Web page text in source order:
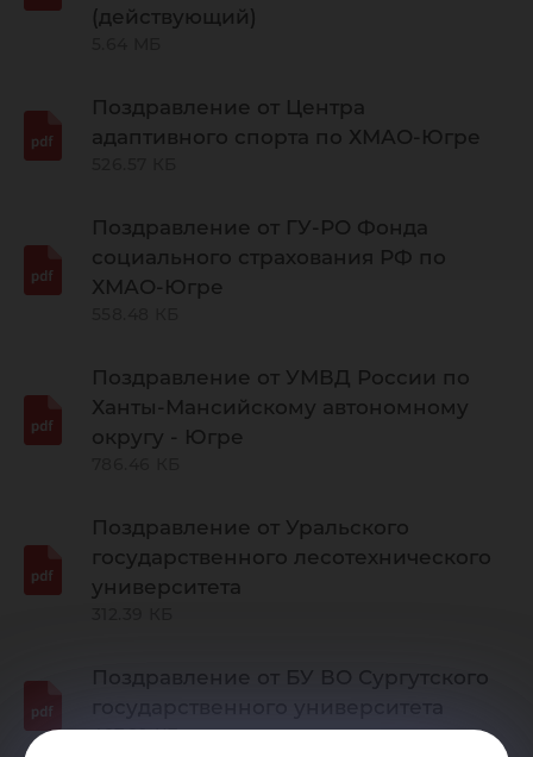
(действующий)
Поздравление от Центра
адаптивного спорта по ХМАО-Югре
Поздравление от ГУ-РО Фонда
социального страхования РФ по
ХМАО-Югре
Поздравление от УМВД России по
Ханты-Мансийскому автономному
округу - Югре
Поздравление от Уральского
государственного лесотехнического
университета
Поздравление от БУ ВО Сургутского
государственного университета
467.89 КБ